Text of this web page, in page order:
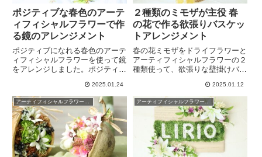
ポジティブな春色のアーテ
ィフィシャルフラワーで作
る鏡のアレンジメント
ポジティブになれる春色のアーテ
ィフィシャルフラワーを使って鏡
をアレンジしました。ポジティブ
ーで元気が出る世界に1つの鏡で
す。母の日のプレゼントにもおす
すめの鏡。4月のマンスリーフラ
ワーレッスンで作ることができま
す。
2025.01.24
２種類のミモザが主役 春
の花で作る欲張りバスケッ
トアレンジメント
春の花ミモザをドライフラワーと
アーティフィシャルフラワーの２
種類使って、欲張りな壁掛けバス
作りました。ドライと造花の違い
を調べて両方の良さを活かし長持
ちするアレンジメントが完成。ミ
モザの花についての疑問も紹介し
ました。
2025.01.12
アーティフィシャルフラワーアレンジ アーティフィシャルフラワーアレンジ